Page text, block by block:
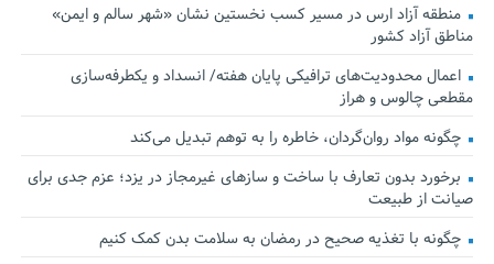
منطقه آزاد ارس در مسیر کسب نخستین نشان «شهر سالم و ایمن»
مناطق آزاد کشور
اعمال محدودیت‌های ترافیکی پایان هفته/ انسداد و یکطرفه‌سازی
مقطعی چالوس و هراز
چگونه مواد روان‌گردان، خاطره را به توهم تبدیل می‌کند
برخورد بدون تعارف با ساخت‌ و سازهای غیرمجاز در یزد؛ عزم جدی برای
صیانت از طبیعت
چگونه با تغذیه صحیح در رمضان به سلامت بدن کمک کنیم